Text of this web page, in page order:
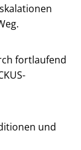
fortlaufend
und